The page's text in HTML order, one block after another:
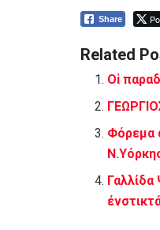
Share
Related
Οἱ
Φόρεμα